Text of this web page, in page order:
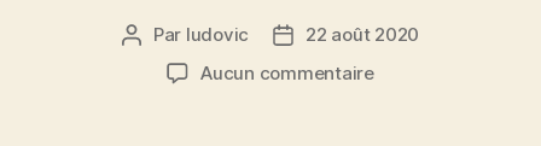
Auteur
l’article
Par ludovic
Date22 août 2020
Aucun commentairesur